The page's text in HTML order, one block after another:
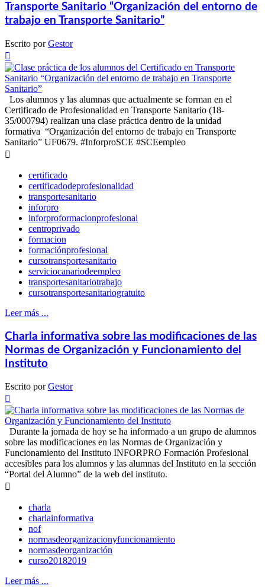
Transporte Sanitario “Organización del entorno de
trabajo en Transporte Sanitario”
Escrito porGestor

Los alumnos y las alumnas que actualmente se forman en el
Certificado de Profesionalidad en Transporte Sanitario (18-
35/000794) realizan una clase práctica dentro de la unidad
formativa “Organización del entorno de trabajo en Transporte
Sanitario” UF0679. #InforproSCE #SCEempleo

certificado
certificadodeprofesionalidad
transportesanitario
inforpro
inforproformacionprofesional
centroprivado
formacion
formaciónprofesional
cursotransportesanitario
serviciocanariodeempleo
transportesanitariotrabajo
cursotransportesanitariogratuito
Leer más ...
Charla informativa sobre las modificaciones de las
Normas de Organización y Funcionamiento del
Instituto
Escrito porGestor

Durante la jornada de hoy se ha informado a un grupo de alumnos
sobre las modificaciones en las Normas de Organización y
Funcionamiento del Instituto INFORPRO Formación Profesional
accesibles para los alumnos y las alumnas del Instituto en la sección
“Portal del Alumno” de la web del instituto.

charla
charlainformativa
nof
normasdeorganizacionyfuncionamiento
normasdeorganización
curso20182019
Leer más ...